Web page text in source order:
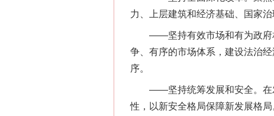
力、上层建筑和经济基础、国家
——坚持有效市场和有为政府相
争、有序的市场体系，建设法治
序。
——坚持统筹发展和安全。在发
性，以新安全格局保障新发展格局